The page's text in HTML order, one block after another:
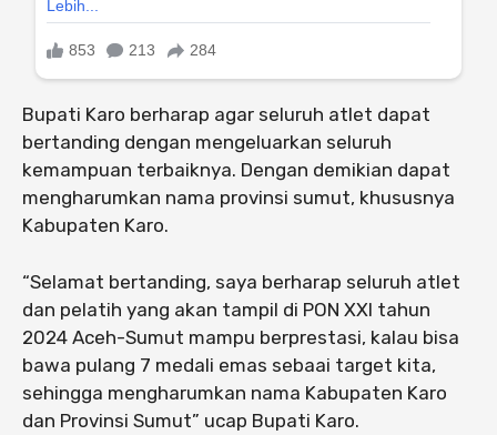
Bupati Karo berharap agar seluruh atlet dapat
bertanding dengan mengeluarkan seluruh
kemampuan terbaiknya. Dengan demikian dapat
mengharumkan nama provinsi sumut, khususnya
Kabupaten Karo.
“Selamat bertanding, saya berharap seluruh atlet
dan pelatih yang akan tampil di PON XXI tahun
2024 Aceh-Sumut mampu berprestasi, kalau bisa
bawa pulang 7 medali emas sebaai target kita,
sehingga mengharumkan nama Kabupaten Karo
dan Provinsi Sumut” ucap Bupati Karo.